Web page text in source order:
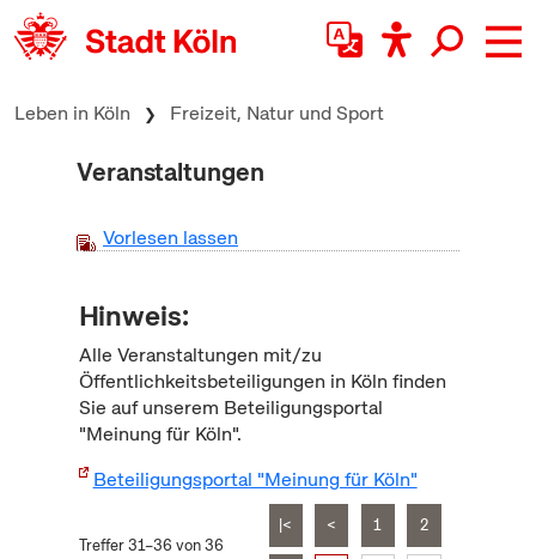
zum Inhalt springen
Leben in Köln Freizeit, Natur und Sport
Veranstaltungen
Vorlesen lassen
Hinweis:
Alle Veranstaltungen mit/zu
Öffentlichkeitsbeteiligungen in Köln finden
Sie auf unserem Beteiligungsportal
"Meinung für Köln".
Beteiligungsportal "Meinung für Köln"
Treffer 31–36 von 36
|< < 1 2